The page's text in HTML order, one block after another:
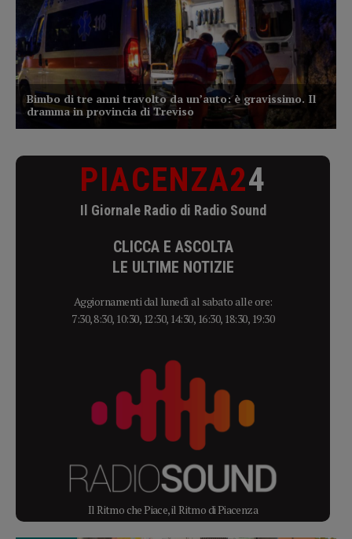
PIACENZA24
Il Giornale Radio di Radio Sound
CLICCA E ASCOLTA
LE ULTIME NOTIZIE
Aggiornamenti dal lunedì al sabato alle ore:
7:30, 8:30, 10:30, 12:30, 14:30, 16:30, 18:30, 19:30
Il Ritmo che Piace, il Ritmo di Piacenza